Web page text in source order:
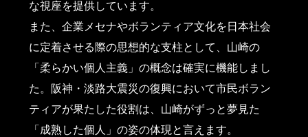
な視座を提供しています。
また、企業メセナやボランティア文化を日本社会
に定着させる際の思想的な支柱として、山崎の
「柔らかい個人主義」の概念は確実に機能しまし
た。阪神・淡路大震災の復興において市民ボラン
ティアが果たした役割は、山崎がずっと夢見た
「成熟した個人」の姿の体現と言えます。